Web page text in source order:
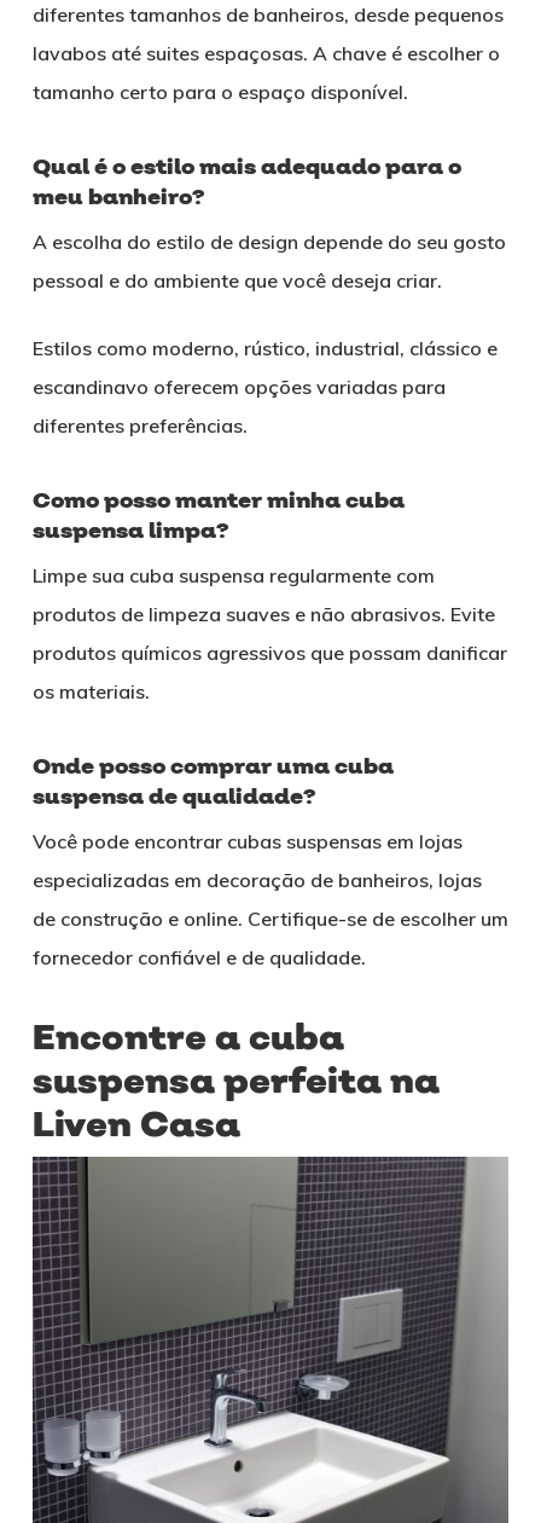
diferentes tamanhos de banheiros, desde pequenos
lavabos até suites espaçosas. A chave é escolher o
tamanho certo para o espaço disponível.
Qual é o estilo mais adequado para o
meu banheiro?
A escolha do estilo de design depende do seu gosto
pessoal e do ambiente que você deseja criar.
Estilos como moderno, rústico, industrial, clássico e
escandinavo oferecem opções variadas para
diferentes preferências.
Como posso manter minha cuba
suspensa limpa?
Limpe sua cuba suspensa regularmente com
produtos de limpeza suaves e não abrasivos. Evite
produtos químicos agressivos que possam danificar
os materiais.
Onde posso comprar uma cuba
suspensa de qualidade?
Você pode encontrar cubas suspensas em lojas
especializadas em decoração de banheiros, lojas
de construção e online. Certifique-se de escolher um
fornecedor confiável e de qualidade.
Encontre a cuba
suspensa perfeita na
Liven Casa